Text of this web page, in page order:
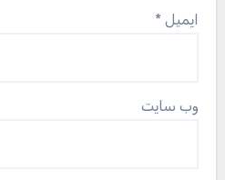
ایمیل *
وب‌ سایت